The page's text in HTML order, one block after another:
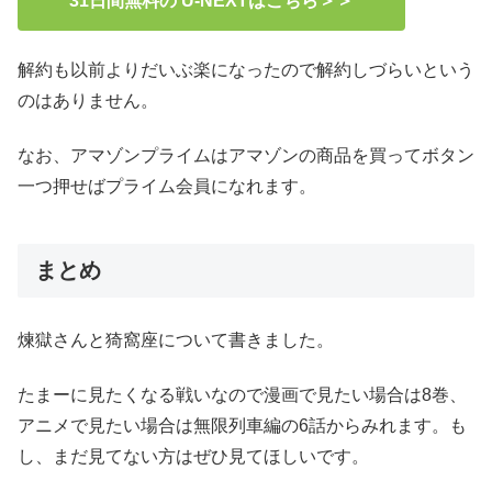
解約も以前よりだいぶ楽になったので解約しづらいという
のはありません。
なお、アマゾンプライムはアマゾンの商品を買ってボタン
一つ押せばプライム会員になれます。
まとめ
煉獄さんと猗窩座について書きました。
たまーに見たくなる戦いなので漫画で見たい場合は8巻、
アニメで見たい場合は無限列車編の6話からみれます。も
し、まだ見てない方はぜひ見てほしいです。